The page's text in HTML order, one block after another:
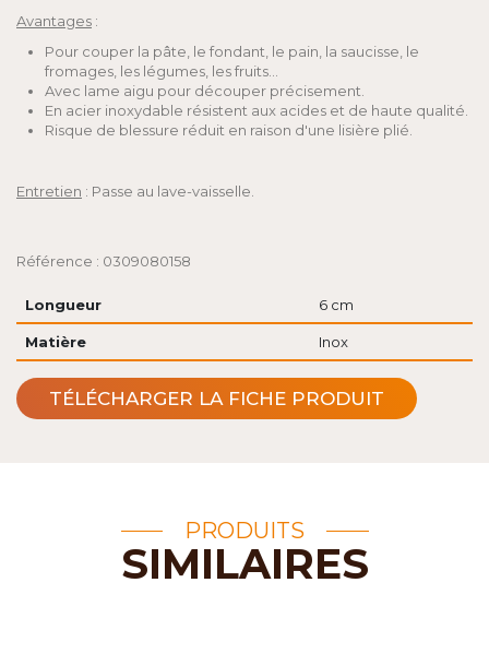
Avantages :
Pour couper la pâte, le fondant, le pain, la saucisse, le
fromages, les légumes, les fruits...
Avec lame aigu pour découper précisement.
En acier inoxydable résistent aux acides et de haute qualité.
Risque de blessure réduit en raison d'une lisière plié.
Entretien : Passe au lave-vaisselle.
Référence : 0309080158
Longueur 6 cm
Matière Inox
TÉLÉCHARGER LA FICHE PRODUIT
PRODUITS
SIMILAIRES